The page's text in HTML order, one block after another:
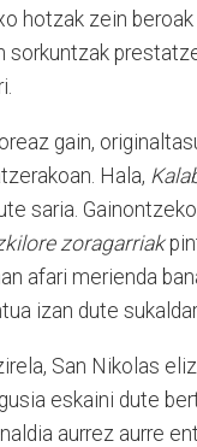
hotzak zein
sorkuntzak
gain,
Hala,
saria.
zoragarriak
afari merienda
izan dute
San Nikolas
eskaini dute
aurrez aurre